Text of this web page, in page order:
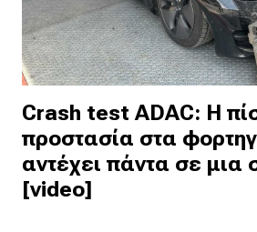
Crash test ADAC: Η
προστασία στα
αντέχει πάντα σε μια
[video]